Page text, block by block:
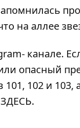
на аллее
канале.
опасный
102 и
ЗДЕСЬ.